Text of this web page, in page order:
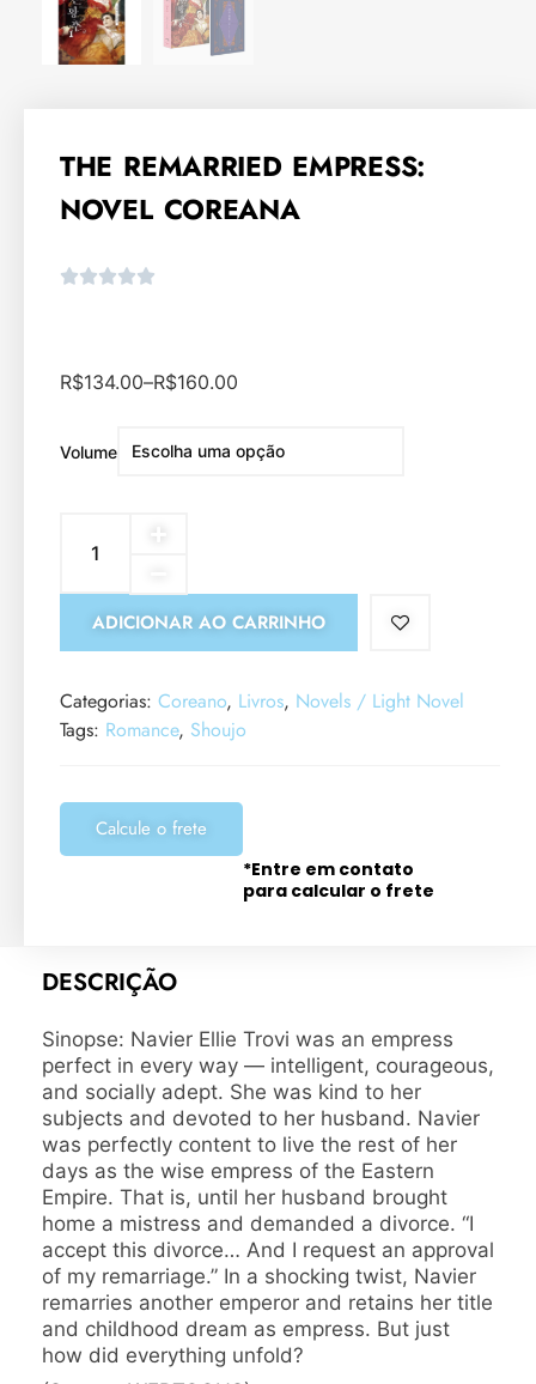
THE REMARRIED EMPRESS:
NOVEL COREANA
R$134.00–R$160.00
Volume
ADICIONAR AO CARRINHO
Categorias: Coreano, Livros, Novels / Light Novel
Tags: Romance, Shoujo
Calcule o frete
*Entre em contato
para calcular o frete
DESCRIÇÃO
Sinopse: Navier Ellie Trovi was an empress
perfect in every way — intelligent, courageous,
and socially adept. She was kind to her
subjects and devoted to her husband. Navier
was perfectly content to live the rest of her
days as the wise empress of the Eastern
Empire. That is, until her husband brought
home a mistress and demanded a divorce. “I
accept this divorce… And I request an approval
of my remarriage.” In a shocking twist, Navier
remarries another emperor and retains her title
and childhood dream as empress. But just
how did everything unfold?